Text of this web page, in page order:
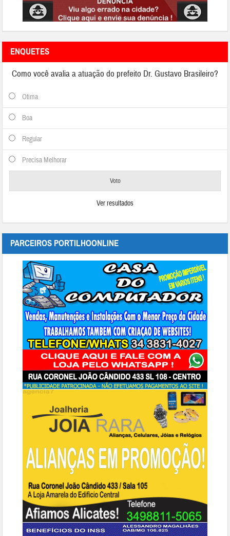
ENQUETES
Como você avalia a atuação do prefeito Dr. Gustavo Brasileiro?
Otima
Boa
Regular
Precisa Melhorar
Ver resultados
PARCEIROS PORTILHOONLINE